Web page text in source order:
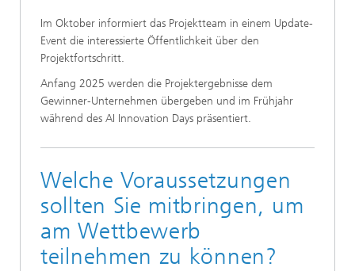
Im Oktober informiert das Projektteam in einem Update-
Event die interessierte Öffentlichkeit über den
Projektfortschritt.
Anfang 2025 werden die Projektergebnisse dem
Gewinner-Unternehmen übergeben und im Frühjahr
während des AI Innovation Days präsentiert.
Welche Voraussetzungen
sollten Sie mitbringen, um
am Wettbewerb
teilnehmen zu können?